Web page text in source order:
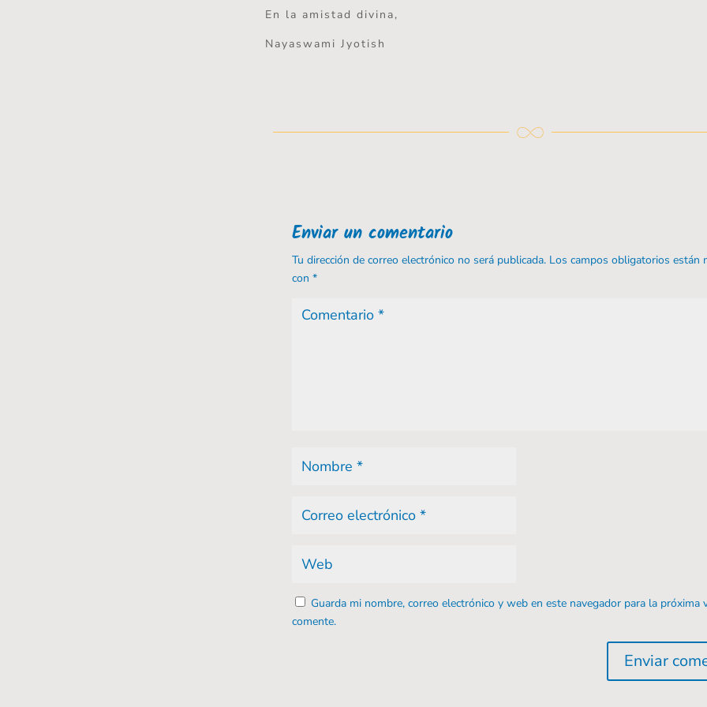
En la amistad divina,
Nayaswami Jyotish
Enviar un comentario
Tu dirección de correo electrónico no será publicada. Los campos obligatorios están
con *
Guarda mi nombre, correo electrónico y web en este navegador para la próxima
comente.
Enviar